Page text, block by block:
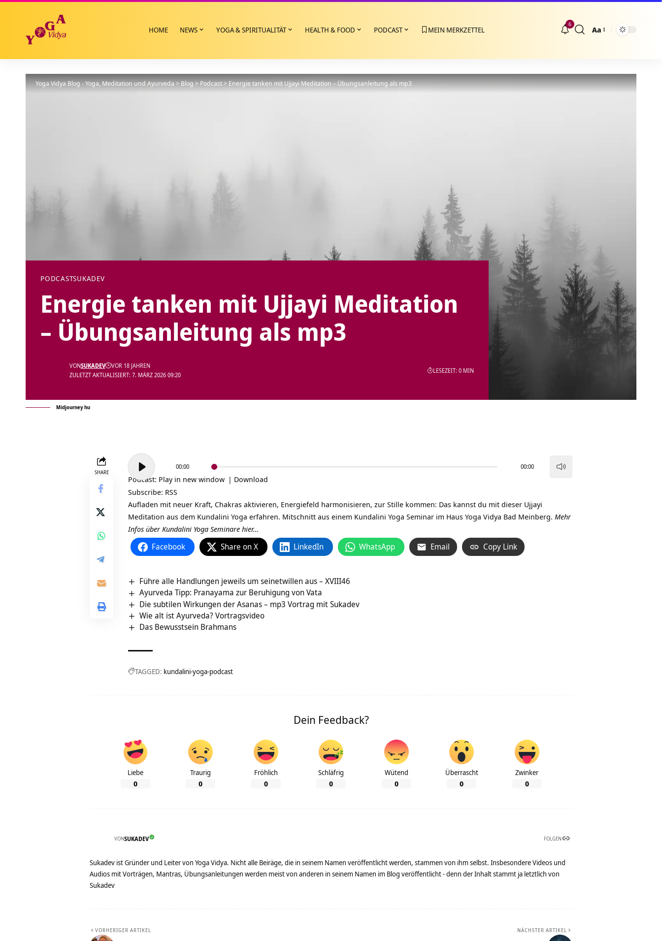
HOME NEWS YOGA & SPIRITUALITÄT HEALTH & FOOD PODCAST MEIN MERKZETTEL
6
Größenänderung
Aa
Yoga Vidya Blog - Yoga, Meditation und Ayurveda>Blog>Podcast>Energie tanken mit Ujjayi Meditation – Übungsanleitung als mp3
PODCASTSUKADEV
Energie tanken mit Ujjayi Meditation
– Übungsanleitung als mp3
ZULETZT AKTUALISIERT: 7. MÄRZ 2026 09:20
VONSUKADEV VOR 18 JAHREN
LESEZEIT: 0 MIN
Midjourney hu
SHARE
Audio-
Player
00:00 00:00
Podcast: Play in new window | Download
Subscribe: RSS
Aufladen mit neuer Kraft, Chakras aktivieren, Energiefeld harmonisieren, zur Stille kommen: Das kannst du mit dieser Ujjayi
Meditation aus dem Kundalini Yoga erfahren. Mitschnitt aus einem Kundalini Yoga Seminar im Haus Yoga Vidya Bad Meinberg. Mehr
Infos über Kundalini Yoga Seminare hier…
Facebook Share on X LinkedIn WhatsApp Email Copy Link
Führe alle Handlungen jeweils um seinetwillen aus – XVIII46
Ayurveda Tipp: Pranayama zur Beruhigung von Vata
Die subtilen Wirkungen der Asanas – mp3 Vortrag mit Sukadev
Wie alt ist Ayurveda? Vortragsvideo
Das Bewusstsein Brahmans
TAGGED: kundalini-yoga-podcast
Dein Feedback?
Liebe
0
Traurig
0
Fröhlich
0
Schläfrig
0
Wütend
0
Überrascht
0
Zwinker
0
VONSUKADEV FOLGEN
Sukadev ist Gründer und Leiter von Yoga Vidya. Nicht alle Beiräge, die in seinem Namen veröffentlicht werden, stammen von ihm selbst. Insbesondere Videos und
Audios mit Vorträgen, Mantras, Übungsanleitungen werden meist von anderen in seinem Namen im Blog veröffentlicht - denn der Inhalt stammt ja letztlich von
Sukadev
VORHERIGER ARTIKEL NÄCHSTER ARTIKEL